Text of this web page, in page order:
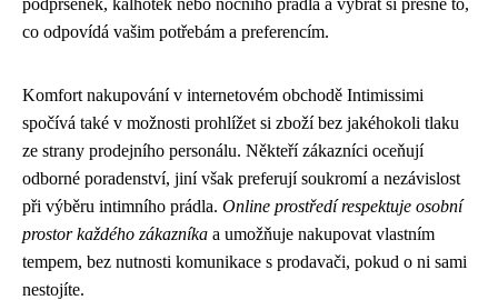
co odpovídá vašim potřebám a preferencím.
Komfort nakupování v internetovém obchodě Intimissimi
spočívá také v možnosti prohlížet si zboží bez jakéhokoli tlaku
ze strany prodejního personálu. Někteří zákazníci oceňují
odborné poradenství, jiní však preferují soukromí a nezávislost
při výběru intimního prádla. Online prostředí respektuje osobní
prostor každého zákazníka a umožňuje nakupovat vlastním
tempem, bez nutnosti komunikace s prodavači, pokud o ni sami
nestojíte.